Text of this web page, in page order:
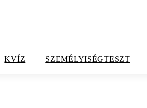
KVÍZ SZEMÉLYISÉGTESZT